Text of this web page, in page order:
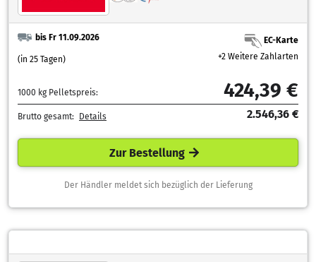
bis Fr 11.09.2026
(in 25 Tagen)
EC-Karte
+2 Weitere Zahlarten
1000 kg Pelletspreis: 424,39 €
Brutto gesamt: Details 2.546,36 €
Zur Bestellung
Der Händler meldet sich bezüglich der Lieferung